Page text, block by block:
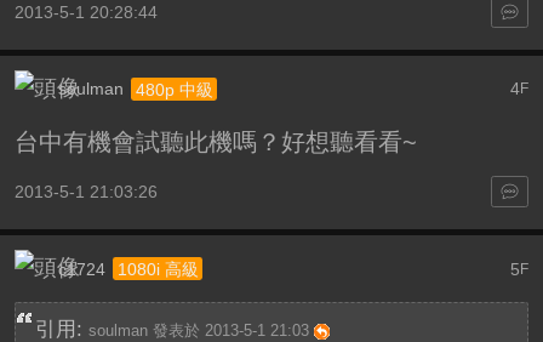
2013-5-1 20:28:44
4F
soulman 480p 中級
台中有機會試聽此機嗎？好想聽看看~
2013-5-1 21:03:26
5F
c1724 1080i 高級
引用: soulman 發表於 2013-5-1 21:03